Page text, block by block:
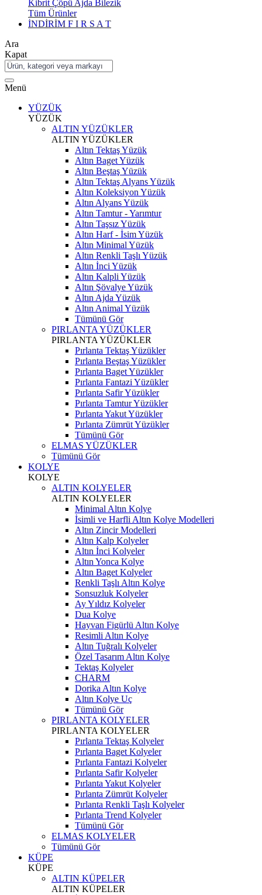
Kibrit Çöpü Ajda Bilezik
Tüm Ürünler
İNDİRİM F I R S A T
Ara
Kapat
Menü
YÜZÜK
YÜZÜK
ALTIN YÜZÜKLER
ALTIN YÜZÜKLER
Altın Tektaş Yüzük
Altın Baget Yüzük
Altın Beştaş Yüzük
Altın Tektaş Alyans Yüzük
Altın Koleksiyon Yüzük
Altın Alyans Yüzük
Altın Tamtur - Yarımtur
Altın Taşsız Yüzük
Altın Harf - İsim Yüzük
Altın Minimal Yüzük
Altın Renkli Taşlı Yüzük
Altın İnci Yüzük
Altın Kalpli Yüzük
Altın Şövalye Yüzük
Altın Ajda Yüzük
Altın Animal Yüzük
Tümünü Gör
PIRLANTA YÜZÜKLER
PIRLANTA YÜZÜKLER
Pırlanta Tektaş Yüzükler
Pırlanta Beştaş Yüzükler
Pırlanta Baget Yüzükler
Pırlanta Fantazi Yüzükler
Pırlanta Safir Yüzükler
Pırlanta Tamtur Yüzükler
Pırlanta Yakut Yüzükler
Pırlanta Zümrüt Yüzükler
Tümünü Gör
ELMAS YÜZÜKLER
Tümünü Gör
KOLYE
KOLYE
ALTIN KOLYELER
ALTIN KOLYELER
Minimal Altın Kolye
İsimli ve Harfli Altın Kolye Modelleri
Altın Zincir Modelleri
Altın Kalp Kolyeler
Altın İnci Kolyeler
Altın Yonca Kolye
Altın Baget Kolyeler
Renkli Taşlı Altın Kolye
Sonsuzluk Kolyeler
Ay Yıldız Kolyeler
Dua Kolye
Hayvan Figürlü Altın Kolye
Resimli Altın Kolye
Altın Tuğralı Kolyeler
Özel Tasarım Altın Kolye
Tektaş Kolyeler
CHARM
Dorika Altın Kolye
Altın Kolye Uç
Tümünü Gör
PIRLANTA KOLYELER
PIRLANTA KOLYELER
Pırlanta Tektaş Kolyeler
Pırlanta Baget Kolyeler
Pırlanta Fantazi Kolyeler
Pırlanta Safir Kolyeler
Pırlanta Yakut Kolyeler
Pırlanta Zümrüt Kolyeler
Pırlanta Renkli Taşlı Kolyeler
Pırlanta Trend Kolyeler
Tümünü Gör
ELMAS KOLYELER
Tümünü Gör
KÜPE
KÜPE
ALTIN KÜPELER
ALTIN KÜPELER